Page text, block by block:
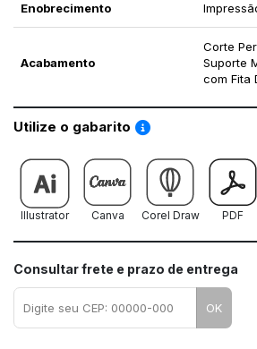
Enobrecimento
Acabamento
Corte
Suporte
com Fita
Utilize o gabarito Saiba como
Illustrator Canva Corel Draw PDF
Consultar frete e prazo de entrega
OK